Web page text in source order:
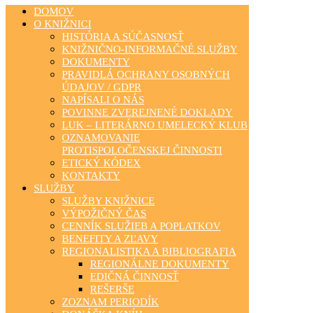
DOMOV
O KNIŽNICI
HISTÓRIA A SÚČASNOSŤ
KNIŽNIČNO-INFORMAČNÉ SLUŽBY
DOKUMENTY
PRAVIDLÁ OCHRANY OSOBNÝCH
ÚDAJOV / GDPR
NAPÍSALI O NÁS
POVINNE ZVEREJNENÉ DOKLADY
LUK – LITERÁRNO UMELECKÝ KLUB
OZNAMOVANIE
PROTISPOLOČENSKEJ ČINNOSTI
ETICKÝ KÓDEX
KONTAKTY
SLUŽBY
SLUŽBY KNIŽNICE
VÝPOŽIČNÝ ČAS
CENNÍK SLUŽIEB A POPLATKOV
BENEFITY A ZĽAVY
REGIONALISTIKA A BIBLIOGRAFIA
REGIONÁLNE DOKUMENTY
EDIČNÁ ČINNOSŤ
REŠERŠE
ZOZNAM PERIODÍK